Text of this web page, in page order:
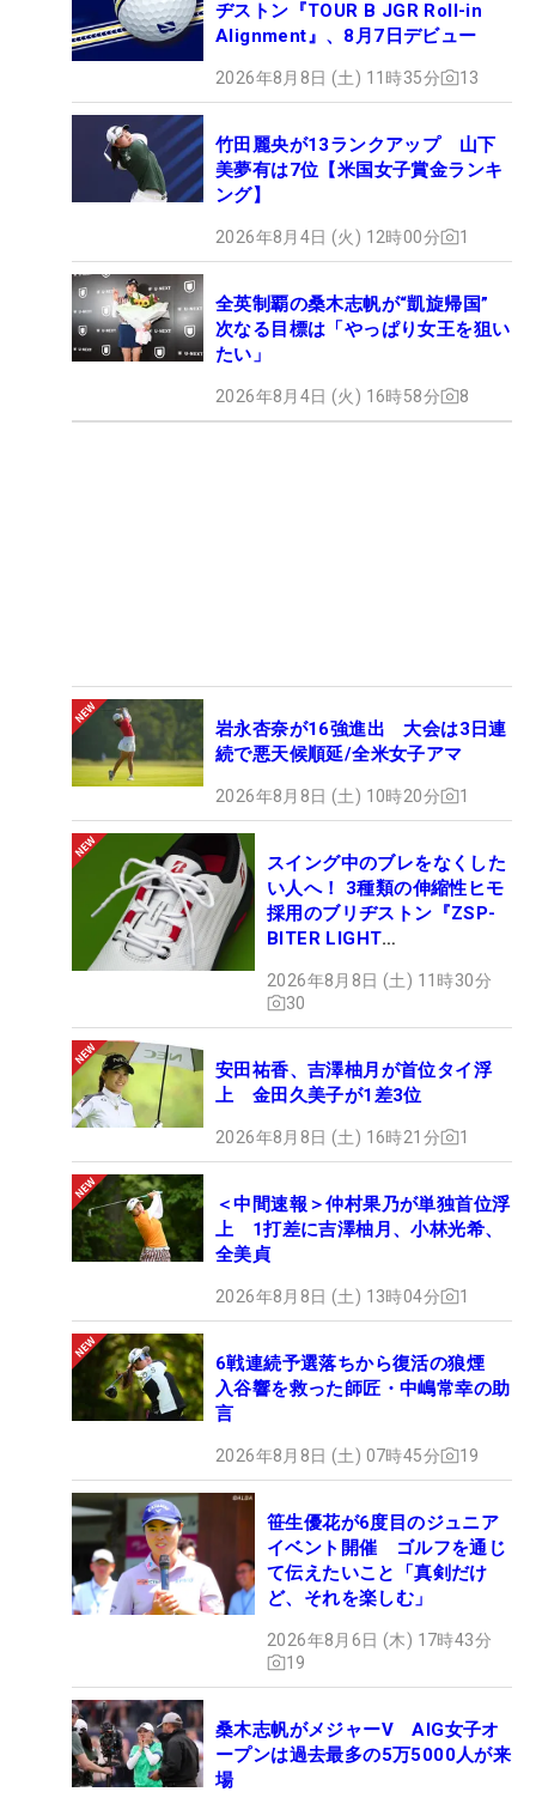
ヂストン『TOUR B JGR Roll-in
Alignment』、8月7日デビュー
2026年8月8日 (土) 11時35分 13
竹田麗央が13ランクアップ 山下
美夢有は7位【米国女子賞金ランキ
ング】
2026年8月4日 (火) 12時00分 1
全英制覇の桑木志帆が“凱旋帰国”
次なる目標は「やっぱり女王を狙い
たい」
2026年8月4日 (火) 16時58分 8
岩永杏奈が16強進出 大会は3日連
続で悪天候順延/全米女子アマ
2026年8月8日 (土) 10時20分 1
スイング中のブレをなくした
い人へ！ 3種類の伸縮性ヒモ
採用のブリヂストン『ZSP-
BITER LIGHT
ュー
2026年8月8日 (土) 11時30分
30
安田祐香、吉澤柚月が首位タイ浮
上 金田久美子が1差3位
2026年8月8日 (土) 16時21分 1
＜中間速報＞仲村果乃が単独首位浮
上 1打差に吉澤柚月、小林光希、
全美貞
2026年8月8日 (土) 13時04分 1
6戦連続予選落ちから復活の狼煙
入谷響を救った師匠・中嶋常幸の助
言
2026年8月8日 (土) 07時45分 19
笹生優花が6度目のジュニア
イベント開催 ゴルフを通じ
て伝えたいこと「真剣だけ
ど、それを楽しむ」
2026年8月6日 (木) 17時43分
19
桑木志帆がメジャーV AIG女子オ
ープンは過去最多の5万5000人が来
場